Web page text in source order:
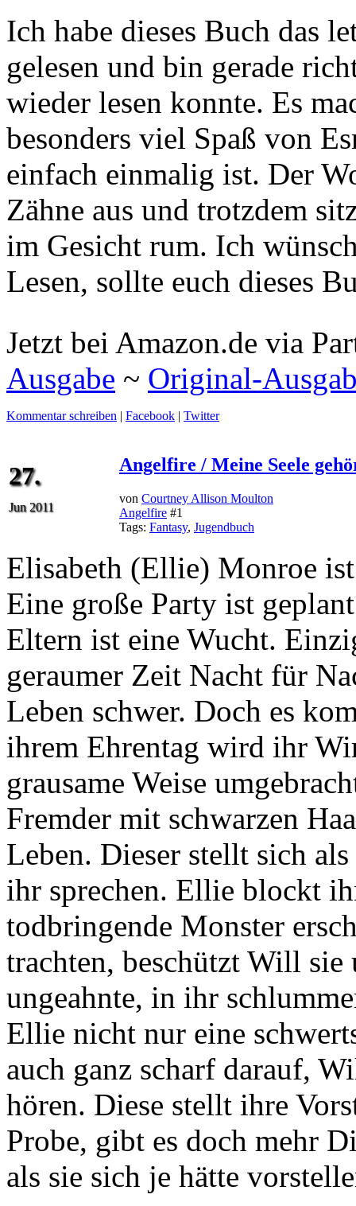
Ich habe dieses Buch das
gelesen und bin gerade
wieder lesen konnte. Es
besonders viel Spaß von
einfach einmalig ist. Der
Zähne aus und trotzdem
im Gesicht rum. Ich
Lesen, sollte euch dieses
Jetzt bei Amazon.de via
Ausgabe ~ Original-
Kommentar schreiben | Facebook | Twitter
27.
Jun 2011
Angelfire / Meine Seele
von Courtney Allison Moulton
Angelfire #1
Tags: Fantasy, Jugendbuch
Elisabeth (Ellie) Monroe
Eine große Party ist
Eltern ist eine Wucht.
geraumer Zeit Nacht für
Leben schwer. Doch es
ihrem Ehrentag wird ihr
grausame Weise
Fremder mit schwarzen
Leben. Dieser stellt sich
ihr sprechen. Ellie blockt
todbringende Monster
trachten, beschützt Will
ungeahnte, in ihr
Ellie nicht nur eine
auch ganz scharf darauf,
hören. Diese stellt ihre
Probe, gibt es doch mehr
als sie sich je hätte